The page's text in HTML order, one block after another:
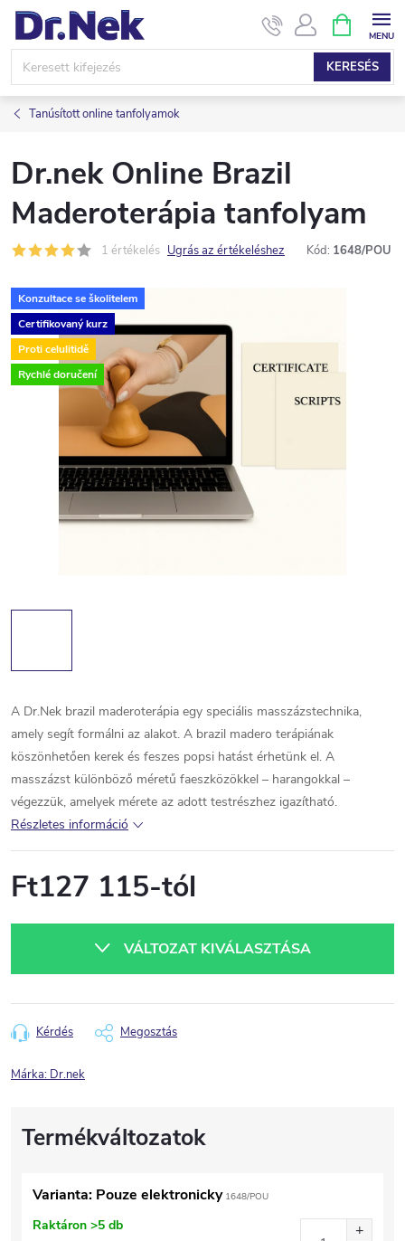
Ugrás
KERESÉS
KOSÁR
Tanúsított online tanfolyamok
Dr.nek Online Brazil
Maderoterápia tanfolyam
1 értékelés Ugrás az értékeléshez Kód: 1648/POU
Konzultace se školitelem
Certifikovaný kurz
Proti celulitidě
Rychlé doručení
A Dr.Nek brazil maderoterápia egy speciális masszázstechnika,
amely segít formálni az alakot. A brazil madero terápiának
köszönhetően kerek és feszes popsi hatást érhetünk el. A
masszázst különböző méretű faeszközökkel – harangokkal –
végezzük, amelyek mérete az adott testrészhez igazítható.
Részletes információ
Ft127 115-tól
VÁLTOZAT KIVÁLASZTÁSA
Kérdés Megosztás
Márka: Dr.nek
Varianta: Pouze elektronicky1648/POU
Raktáron >5 db